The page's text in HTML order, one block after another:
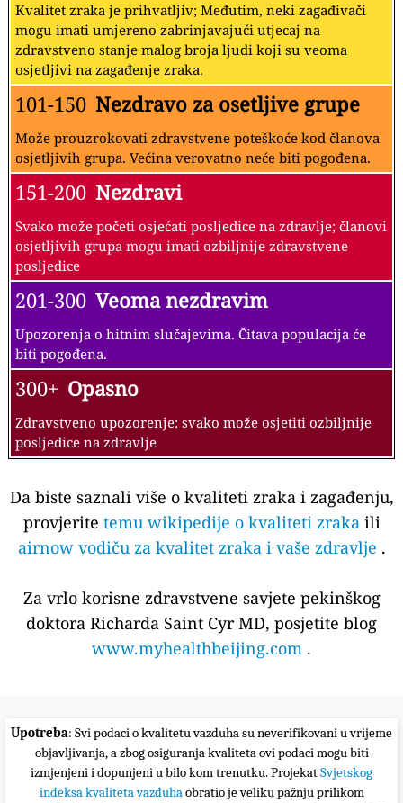
Kvalitet zraka je prihvatljiv; Međutim, neki zagađivači
mogu imati umjereno zabrinjavajući utjecaj na
zdravstveno stanje malog broja ljudi koji su veoma
osjetljivi na zagađenje zraka.
101-150 Nezdravo za osetljive grupe
Može prouzrokovati zdravstvene poteškoće kod članova
osjetljivih grupa. Većina verovatno neće biti pogođena.
151-200 Nezdravi
Svako može početi osjećati posljedice na zdravlje; članovi
osjetljivih grupa mogu imati ozbiljnije zdravstvene
posljedice
201-300 Veoma nezdravim
Upozorenja o hitnim slučajevima. Čitava populacija će
biti pogođena.
300+ Opasno
Zdravstveno upozorenje: svako može osjetiti ozbiljnije
posljedice na zdravlje
Da biste saznali više o kvaliteti zraka i zagađenju,
provjerite temu wikipedije o kvaliteti zrakaili
airnow vodiču za kvalitet zraka i vaše zdravlje .
Za vrlo korisne zdravstvene savjete pekinškog
doktora Richarda Saint Cyr MD, posjetite blog
www.myhealthbeijing.com .
Upotreba: Svi podaci o kvalitetu vazduha su neverifikovani u vrijeme
objavljivanja, a zbog osiguranja kvaliteta ovi podaci mogu biti
izmjenjeni i dopunjeni u bilo kom trenutku. ProjekatSvjetskog
indeksa kvaliteta vazduhaobratio je veliku pažnju prilikom